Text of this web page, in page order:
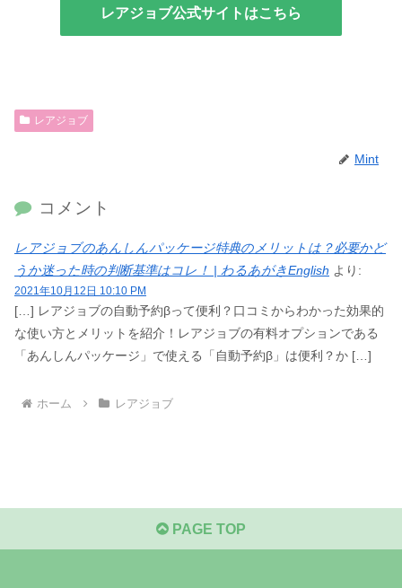
レアジョブ公式サイトはこちら
レアジョブ
Mint
コメント
レアジョブのあんしんパッケージ特典のメリットは？必要かど
うか迷った時の判断基準はコレ！ | わるあがきEnglish より:
2021年10月12日 10:10 PM
[…] レアジョブの自動予約βって便利？口コミからわかった効果的
な使い方とメリットを紹介！レアジョブの有料オプションである
「あんしんパッケージ」で使える「自動予約β」は便利？か […]
ホーム レアジョブ
PAGE TOP